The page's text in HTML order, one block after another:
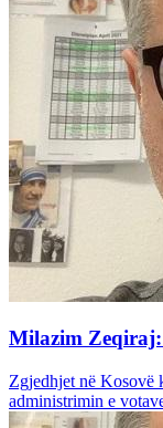
Milazim Zeqiraj:
Zgjedhjet në Kosovë
administrimin e